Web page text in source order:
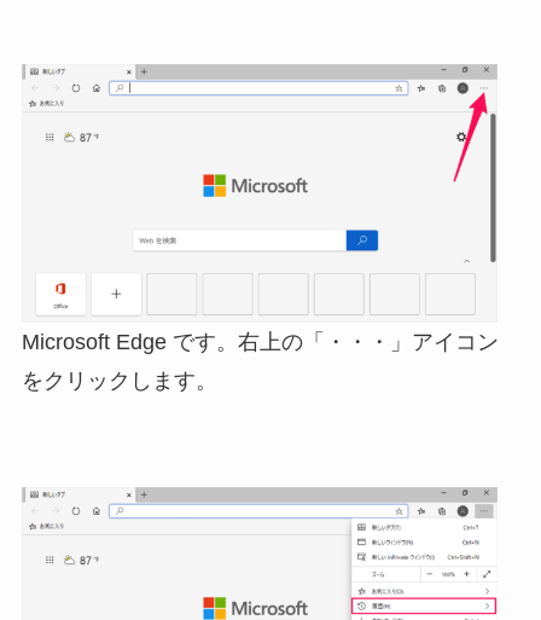
Microsoft Edge です。右上の「・・・」アイコン
をクリックします。